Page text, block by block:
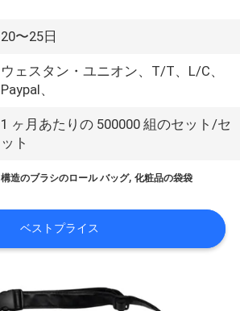
20〜25日
ウェスタン・ユニオン、T/T、L/C、
Paypal、
1 ヶ月あたりの 500000 組のセット/セ
ット
構造のブラシのロール バッグ,化粧品の袋袋
ベストプライス